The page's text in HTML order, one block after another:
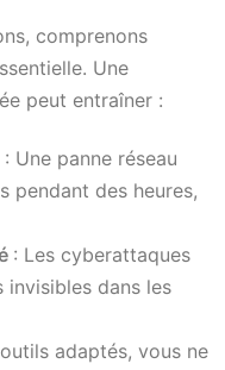
comprenons
Une
peut entraîner :
: Une panne réseau
pendant des heures,
: Les cyberattaques
dans les
adaptés, vous ne